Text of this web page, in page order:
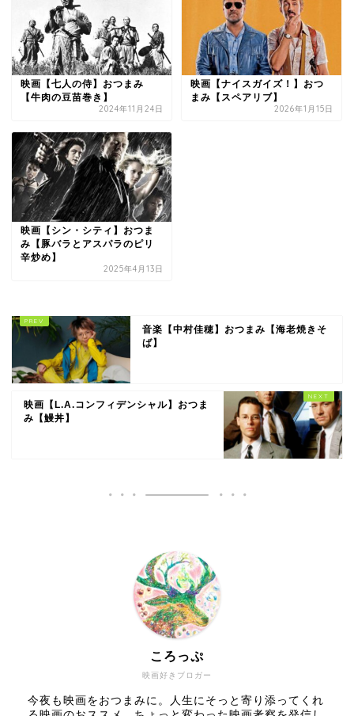
映画【七人の侍】おつまみ
【牛肉の豆苗巻き】
2024年11月24日
映画【ナイスガイズ！】おつ
まみ【スペアリブ】
2026年1月15日
映画【シン・シティ】おつま
み【豚バラとアスパラのピリ
辛炒め】
2025年4月13日
音楽【中村佳穂】おつまみ【海老焼きそ
ば】
映画【L.A.コンフィデンシャル】おつま
み【鰻丼】
映画好きブロガー
ころっぷ
今夜も映画をおつまみに。人生にそっと寄り添ってくれ